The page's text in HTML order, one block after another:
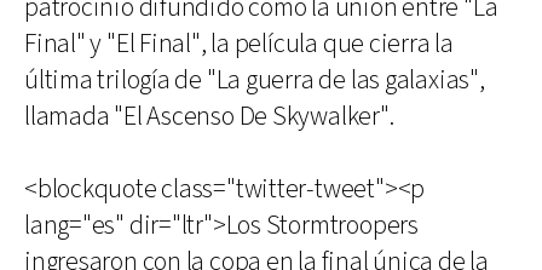
patrocinio difundido como la unión entre "La
Final" y "El Final", la película que cierra la
última trilogía de "La guerra de las galaxias",
llamada "El Ascenso De Skywalker".
<blockquote class="twitter-tweet"><p
lang="es" dir="ltr">Los Stormtroopers
ingresaron con la copa en la final única de la